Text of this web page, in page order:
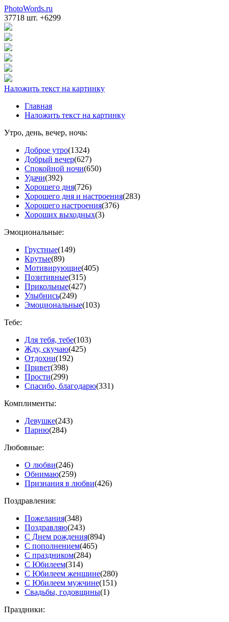
PhotoWords.ru
37718 шт. +6299
Наложить текст на картинку
Главная
Наложить текст на картинку
Утро, день, вечер, ночь:
Доброе утро(1324)
Добрый вечер(627)
Спокойной ночи(650)
Удачи(392)
Хорошего дня(726)
Хорошего дня и настроения(283)
Хорошего настроения(376)
Хороших выходных(3)
Эмоциональные:
Грустные(149)
Крутые(89)
Мотивирующие(405)
Позитивные(315)
Прикольные(427)
Улыбнись(249)
Эмоциональные(103)
Тебе:
Для тебя, тебе(103)
Жду, скучаю(425)
Отдохни(192)
Привет(398)
Прости(299)
Спасибо, благодарю(331)
Комплименты:
Девушке(243)
Парню(284)
Любовные:
О любви(246)
Обнимаю(259)
Признания в любви(426)
Поздравления:
Пожелания(348)
Поздравляю(243)
С Днем рождения(894)
С пополнением(465)
С праздником(284)
С Юбилеем(314)
С Юбилеем женщине(280)
С Юбилеем мужчине(151)
Свадьбы, годовщины(1)
Праздники: